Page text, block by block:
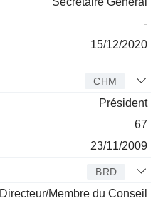
-
15/12/2020
CHM
Président
67
23/11/2009
BRD
Directeur/Membre du Conseil